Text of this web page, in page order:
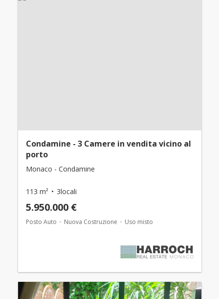
Condamine - 3 Camere in vendita vicino al
porto
Monaco - Condamine
113 m² 3locali
5.950.000 €
Posto Auto Nuova Costruzione Uso misto